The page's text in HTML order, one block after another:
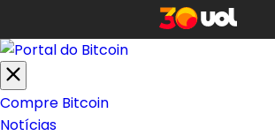
Compre Bitcoin
Notícias